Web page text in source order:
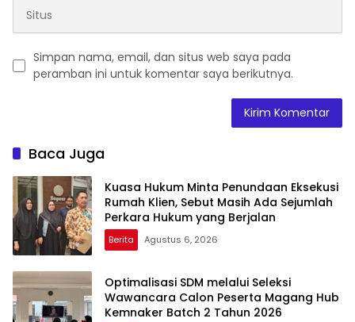
Simpan nama, email, dan situs web saya pada
peramban ini untuk komentar saya berikutnya.
Baca Juga
Kuasa Hukum Minta Penundaan Eksekusi
Rumah Klien, Sebut Masih Ada Sejumlah
Perkara Hukum yang Berjalan
Berita Agustus 6, 2026
Optimalisasi SDM melalui Seleksi
Wawancara Calon Peserta Magang Hub
Kemnaker Batch 2 Tahun 2026